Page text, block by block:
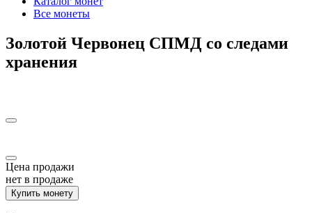
Все монеты
Золотой Червонец СПМД со следами
хранения
Цена продажи
нет в продаже
Купить монету